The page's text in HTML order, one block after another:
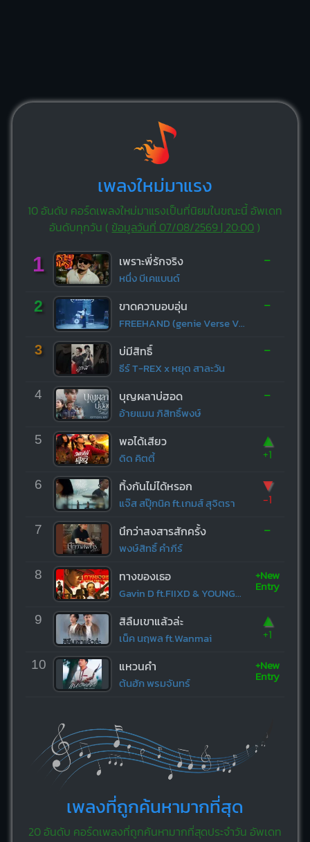
เพลงใหม่มาแรง
10 อันดับ คอร์ดเพลงใหม่มาแรงเป็นที่นิยมในขณะนี้ อัพเดท
อันดับทุกวัน ( ข้อมูลวันที่ 07/08/2569 | 20:00 )
1 เพราะพี่รักจริง
หนึ่ง บีเคแบนด์
-
2 ขาดความอบอุ่น
FREEHAND (genie Verse Vol.1)
-
3 บ่มีสิทธิ์
ธีร์ T-REX x หยุด สาละวัน
-
4 บุญผลาบ่ฮอด
อ้ายแมน ภิสิทธิ์พงษ์
-
5 พอได้เสียว
ดิด คิตตี้
▲
+1
6 ทิ้งกันไม่ได้หรอก
แจ๊ส สปุ๊กนิค ft.เกมส์ สุจิตรา
▼
-1
7 นึกว่าสงสารสักครั้ง
พงษ์สิทธิ์ คำภีร์
-
8 ทางของเธอ
Gavin D ft.FIIXD & YOUNGOHM
+New
Entry
9 สิลืมเขาแล้วล่ะ
เน็ค นฤพล ft.Wanmai
▲
+1
10 แหวนคำ
ต้นฮัก พรมจันทร์
+New
Entry
เพลงที่ถูกค้นหามากที่สุด
20 อันดับ คอร์ดเพลงที่ถูกค้นหามากที่สุดประจำวัน อัพเดท